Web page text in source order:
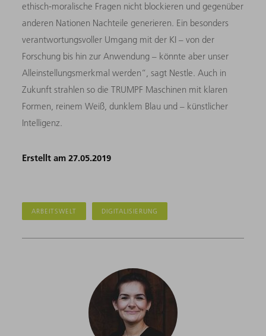
ethisch-moralische Fragen nicht blockieren und gegenüber
anderen Nationen Nachteile generieren. Ein besonders
verantwortungsvoller Umgang mit der KI – von der
Forschung bis hin zur Anwendung – könnte aber unser
Alleinstellungsmerkmal werden“, sagt Nestle. Auch in
Zukunft strahlen so die TRUMPF Maschinen mit klaren
Formen, reinem Weiß, dunklem Blau und – künstlicher
Intelligenz.
Erstellt am 27.05.2019
ARBEITSWELT DIGITALISIERUNG